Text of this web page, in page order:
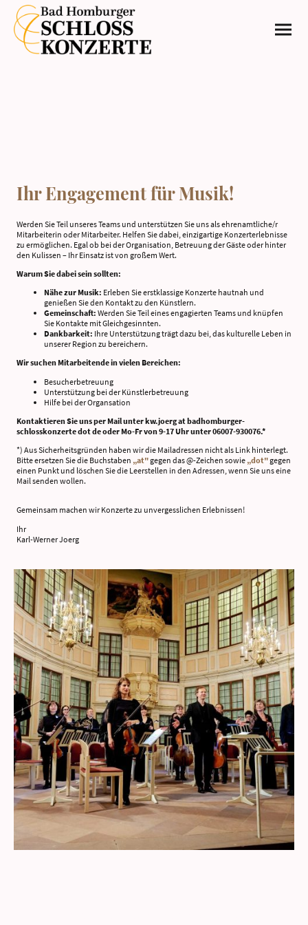
Ihr Engagement für Musik!
Werden Sie Teil unseres Teams und unterstützen Sie uns als ehrenamtliche/r
Mitarbeiterin oder Mitarbeiter. Helfen Sie dabei, einzigartige Konzerterlebnisse
zu ermöglichen. Egal ob bei der Organisation, Betreuung der Gäste oder hinter
den Kulissen – Ihr Einsatz ist von großem Wert.
Warum Sie dabei sein sollten:
Nähe zur Musik: Erleben Sie erstklassige Konzerte hautnah und
genießen Sie den Kontakt zu den Künstlern.
Gemeinschaft: Werden Sie Teil eines engagierten Teams und knüpfen
Sie Kontakte mit Gleichgesinnten.
Dankbarkeit: Ihre Unterstützung trägt dazu bei, das kulturelle Leben in
unserer Region zu bereichern.
Wir suchen Mitarbeitende in vielen Bereichen:
Besucherbetreuung
Unterstützung bei der Künstlerbetreuung
Hilfe bei der Organsation
Kontaktieren Sie uns per Mail unter kw.joerg at badhomburger-
schlosskonzerte dot de oder Mo-Fr von 9-17 Uhr unter 06007-930076.*
*) Aus Sicherheitsgründen haben wir die Mailadressen nicht als Link hinterlegt.
Bitte ersetzen Sie die Buchstaben „at"gegen das @ -Zeichen sowie „dot"gegen
einen Punkt und löschen Sie die Leerstellen in den Adressen, wenn Sie uns eine
Mail senden wollen.
Gemeinsam machen wir Konzerte zu unvergesslichen Erlebnissen!
Ihr
Karl-Werner Joerg